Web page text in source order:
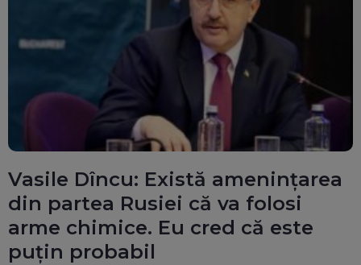
Vasile Dîncu: Există ameninţarea
din partea Rusiei că va folosi
arme chimice. Eu cred că este
puţin probabil